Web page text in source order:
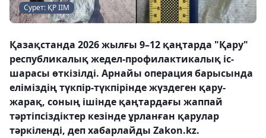
Сурет: ҚР ІІМ
Қазақстанда 2026 жылғы 9–12 қаңтарда "Қару"
республикалық жедел-профилактикалық іс-
шарасы өткізілді. Арнайы операция барысында
еліміздің түкпір-түкпірінде жүздеген қару-
жарақ, соның ішінде қаңтардағы жаппай
тәртіпсіздіктер кезінде ұрланған қарулар
тәркіленді, деп хабарлайды Zakon.kz.